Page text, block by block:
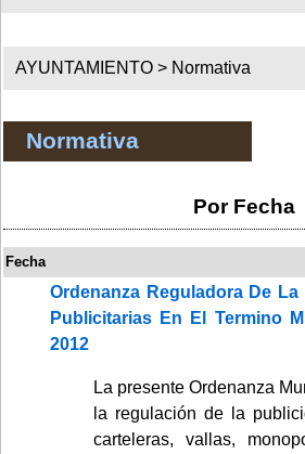
AYUNTAMIENTO > Normativa
Normativa
Por Fecha
Fecha
Ordenanza Reguladora De
Publicitarias En El Termino
2012
La presente Ordenanza
la regulación de la
carteleras, vallas,